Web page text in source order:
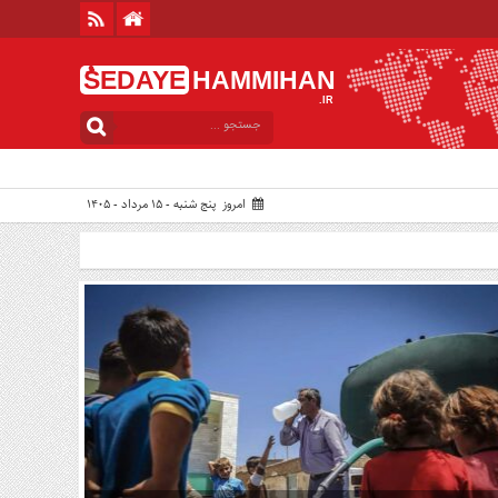
ُSEDAYE HAMMIHAN
.IR
امروز پنج شنبه - ۱۵ مرداد - ۱۴۰۵